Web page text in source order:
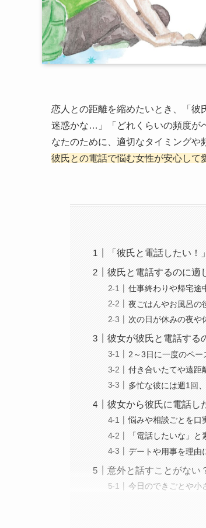
恋人との距離を縮めたいとき、「彼
迷惑かな…」「どれくらいの頻度が
なたのために、適切なタイミングや
彼氏との電話で悩む女性が安心して
「彼氏と電話したい！
彼氏と電話するのに適
仕事終わりや帰宅途
夜ごはんやお風呂の
次の日が休みの夜や
彼女が彼氏と電話する
2～3日に一度のペー
付き合いたてや遠距
多忙な彼には週1回
彼女から彼氏に電話し
悩みや相談ごとを口
「電話したいな」と
デートや用事を理由
意外と話すことがない
今日のできごとや小